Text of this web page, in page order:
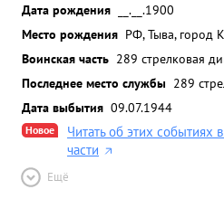
Дата рождения
__.__.1900
Место рождения РФ, Тыва, город
Воинская часть 289 стрелковая
Последнее место службы 289
Дата выбытия 09.07.1944
Новое
Читать об этих событиях
части
Ещё